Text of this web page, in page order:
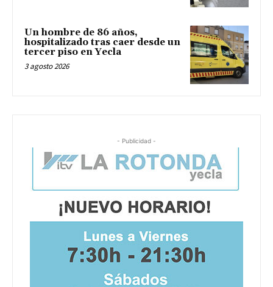
Un hombre de 86 años,
hospitalizado tras caer desde un
tercer piso en Yecla
3 agosto 2026
- Publicidad -